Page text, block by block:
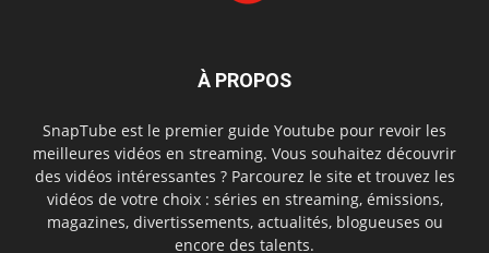
À PROPOS
SnapTube est le premier guide Youtube pour revoir les
meilleures vidéos en streaming. Vous souhaitez découvrir
des vidéos intéressantes ? Parcourez le site et trouvez les
vidéos de votre choix : séries en streaming, émissions,
magazines, divertissements, actualités, blogueuses ou
encore des talents.